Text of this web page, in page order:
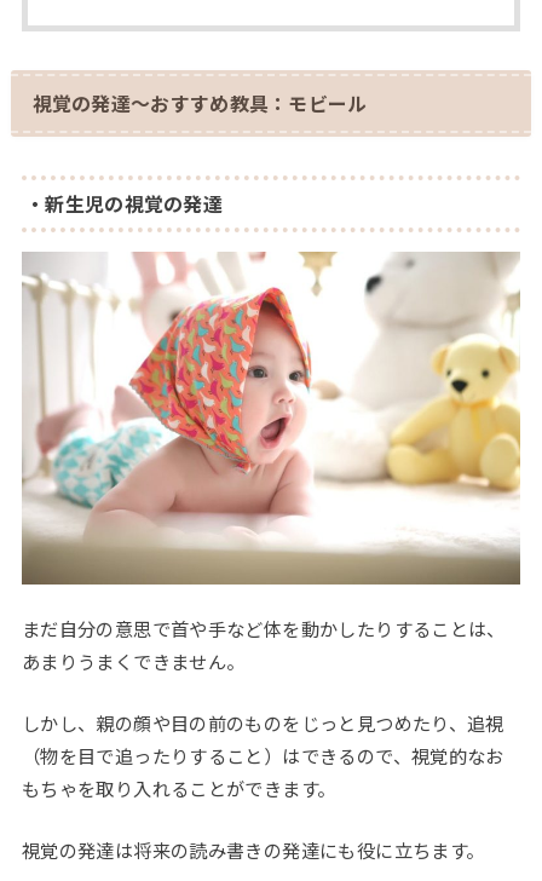
視覚の発達～おすすめ教具：モビール
・新生児の視覚の発達
まだ自分の意思で首や手など体を動かしたりすることは、
あまりうまくできません。
しかし、親の顔や目の前のものをじっと見つめたり、追視
（物を目で追ったりすること）はできるので、視覚的なお
もちゃを取り入れることができます。
視覚の発達は将来の読み書きの発達にも役に立ちます。